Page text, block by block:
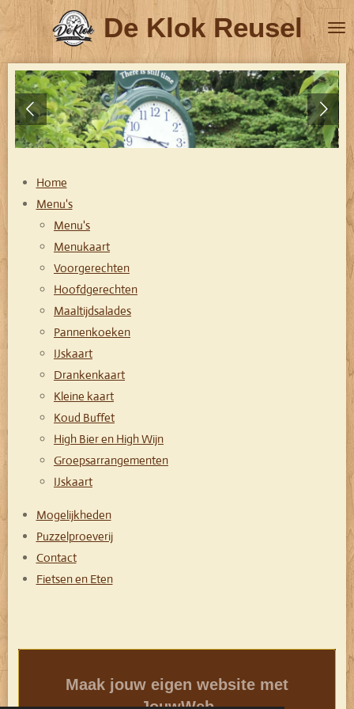
direct
naar
de
hoofdinhoud
De Klok Reusel
Home
Menu's
Menu's
Menukaart
Voorgerechten
Hoofdgerechten
Maaltijdsalades
Pannenkoeken
IJskaart
Drankenkaart
Kleine kaart
Koud Buffet
High Bier en High Wijn
Groepsarrangementen
IJskaart
Mogelijkheden
Puzzelproeverij
Contact
Fietsen en Eten
Maak jouw eigen website met